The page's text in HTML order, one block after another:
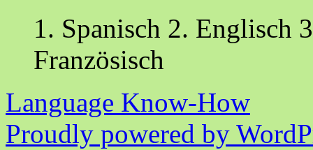
1. Spanisch 2. Englisch
Französisch
Language Know-How
Proudly powered by